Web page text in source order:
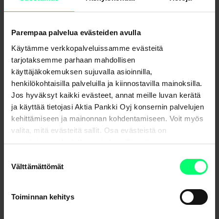
Parempaa palvelua evästeiden avulla
Käytämme verkkopalveluissamme evästeitä
tarjotaksemme parhaan mahdollisen
käyttäjäkokemuksen sujuvalla asioinnilla,
henkilökohtaisilla palveluilla ja kiinnostavilla mainoksilla.
Jos hyväksyt kaikki evästeet, annat meille luvan kerätä
ja käyttää tietojasi Aktia Pankki Oyj konsernin palvelujen
kehittämiseen ja mainonnan kohdentamiseen. Voit myös
valita, mitä evästeitä sallit. Osa evästeistä on
sivustojemme luotettavan ja turvallisen toiminnan
valinta
Välttämättömät
Toiminnan kehitys
Yhdessä tekeminen konkretisoitui hetkeen, jolloin Team
”Lahjoitettu summa on merkittävä, ja sen eteen on tehty